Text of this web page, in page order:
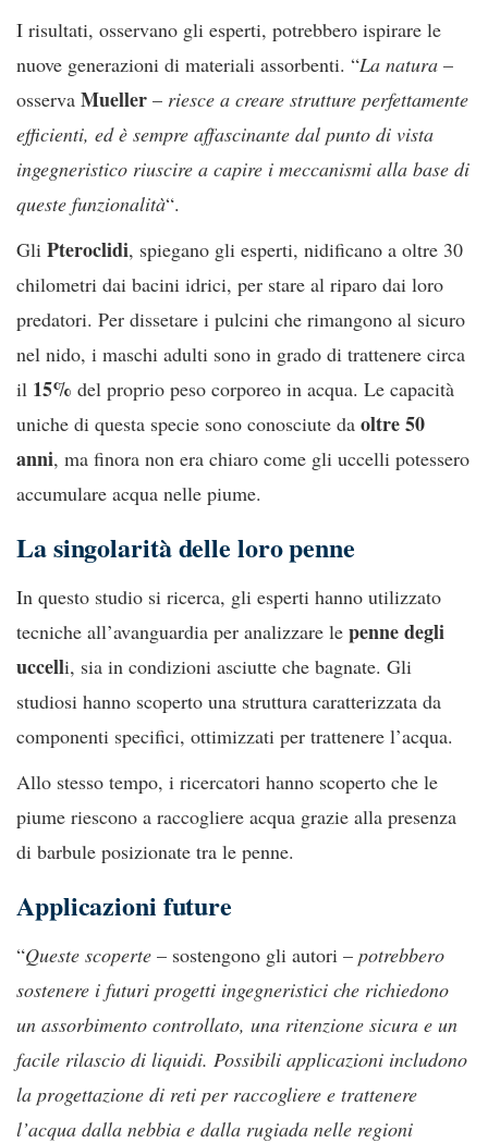
I risultati, osservano gli esperti, potrebbero ispirare le
nuove generazioni di materiali assorbenti. “La natura –
osserva Mueller – riesce a creare strutture perfettamente
efficienti, ed è sempre affascinante dal punto di vista
ingegneristico riuscire a capire i meccanismi alla base di
queste funzionalità“.
Gli Pteroclidi, spiegano gli esperti, nidificano a oltre 30
chilometri dai bacini idrici, per stare al riparo dai loro
predatori. Per dissetare i pulcini che rimangono al sicuro
nel nido, i maschi adulti sono in grado di trattenere circa
il 15% del proprio peso corporeo in acqua. Le capacità
uniche di questa specie sono conosciute da oltre 50
anni, ma finora non era chiaro come gli uccelli potessero
accumulare acqua nelle piume.
La singolarità delle loro penne
In questo studio si ricerca, gli esperti hanno utilizzato
tecniche all’avanguardia per analizzare le penne degli
uccelli, sia in condizioni asciutte che bagnate. Gli
studiosi hanno scoperto una struttura caratterizzata da
componenti specifici, ottimizzati per trattenere l’acqua.
Allo stesso tempo, i ricercatori hanno scoperto che le
piume riescono a raccogliere acqua grazie alla presenza
di barbule posizionate tra le penne.
Applicazioni future
“Queste scoperte – sostengono gli autori – potrebbero
sostenere i futuri progetti ingegneristici che richiedono
un assorbimento controllato, una ritenzione sicura e un
facile rilascio di liquidi. Possibili applicazioni includono
la progettazione di reti per raccogliere e trattenere
l’acqua dalla nebbia e dalla rugiada nelle regioni